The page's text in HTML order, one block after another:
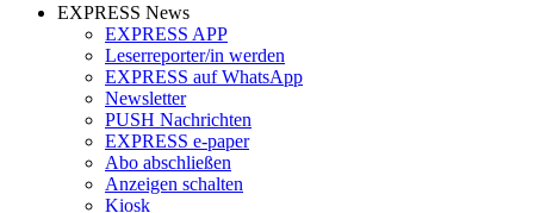
EXPRESS News
EXPRESS APP
Leserreporter/in werden
EXPRESS auf WhatsApp
Newsletter
PUSH Nachrichten
EXPRESS e-paper
Abo abschließen
Anzeigen schalten
Kiosk